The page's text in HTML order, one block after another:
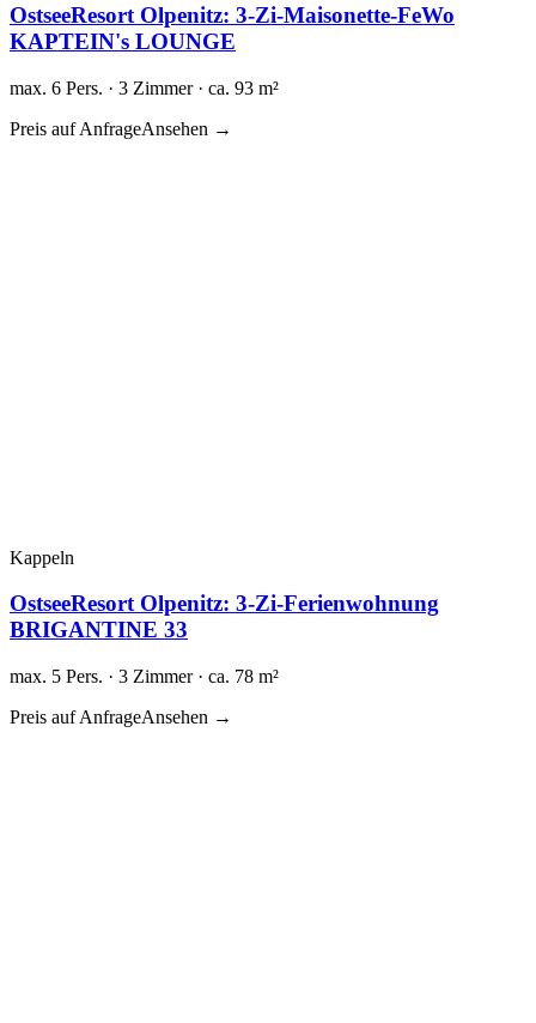
OstseeResort Olpenitz: 3-Zi-Maisonette-FeWo
KAPTEIN's LOUNGE
max. 6 Pers. · 3 Zimmer · ca. 93 m²
Preis auf AnfrageAnsehen →
Kappeln
OstseeResort Olpenitz: 3-Zi-Ferienwohnung
BRIGANTINE 33
max. 5 Pers. · 3 Zimmer · ca. 78 m²
Preis auf AnfrageAnsehen →